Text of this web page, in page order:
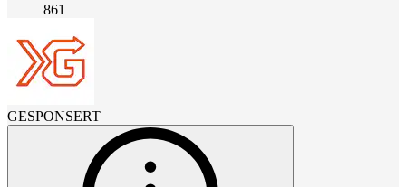
861
GESPONSERT